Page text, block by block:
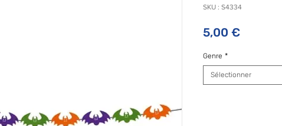
SKU : S4334
5,00 €Prix
Genre *
Sélectionner